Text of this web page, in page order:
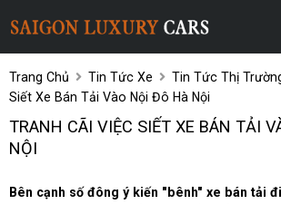
Trang Chủ Tin Tức Xe Tin Tức Thị
Siết Xe Bán Tải Vào Nội Đô Hà Nội
TRANH CÃI VIỆC SIẾT XE BÁN TẢI
NỘI
Bên cạnh số đông ý kiến "bênh" xe bán tải